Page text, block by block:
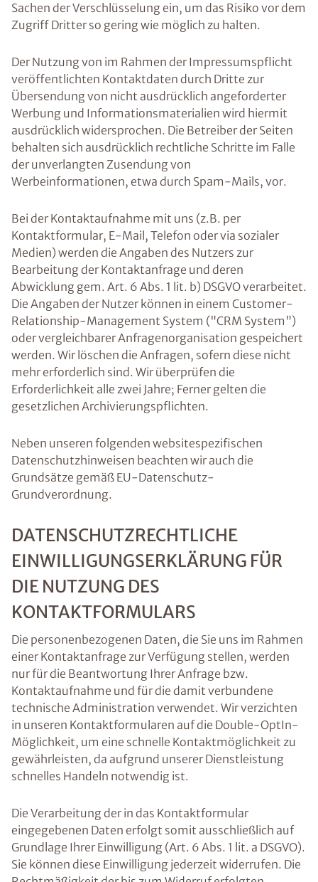
Sachen der Verschlüsselung ein, um das Risiko vor dem
Zugriff Dritter so gering wie möglich zu halten.
Der Nutzung von im Rahmen der Impressumspflicht
veröffentlichten Kontaktdaten durch Dritte zur
Übersendung von nicht ausdrücklich angeforderter
Werbung und Informationsmaterialien wird hiermit
ausdrücklich widersprochen. Die Betreiber der Seiten
behalten sich ausdrücklich rechtliche Schritte im Falle
der unverlangten Zusendung von
Werbeinformationen, etwa durch Spam-Mails, vor.
Bei der Kontaktaufnahme mit uns (z.B. per
Kontaktformular, E-Mail, Telefon oder via sozialer
Medien) werden die Angaben des Nutzers zur
Bearbeitung der Kontaktanfrage und deren
Abwicklung gem. Art. 6 Abs. 1 lit. b) DSGVO verarbeitet.
Die Angaben der Nutzer können in einem Customer-
Relationship-Management System ("CRM System")
oder vergleichbarer Anfragenorganisation gespeichert
werden. Wir löschen die Anfragen, sofern diese nicht
mehr erforderlich sind. Wir überprüfen die
Erforderlichkeit alle zwei Jahre; Ferner gelten die
gesetzlichen Archivierungspflichten.
Neben unseren folgenden websitespezifischen
Datenschutzhinweisen beachten wir auch die
Grundsätze gemäß EU-Datenschutz-
Grundverordnung.
DATENSCHUTZRECHTLICHE
EINWILLIGUNGSERKLÄRUNG FÜR
DIE NUTZUNG DES
KONTAKTFORMULARS
Die personenbezogenen Daten, die Sie uns im Rahmen
einer Kontaktanfrage zur Verfügung stellen, werden
nur für die Beantwortung Ihrer Anfrage bzw.
Kontaktaufnahme und für die damit verbundene
technische Administration verwendet. Wir verzichten
in unseren Kontaktformularen auf die Double-OptIn-
Möglichkeit, um eine schnelle Kontaktmöglichkeit zu
gewährleisten, da aufgrund unserer Dienstleistung
schnelles Handeln notwendig ist.
Die Verarbeitung der in das Kontaktformular
eingegebenen Daten erfolgt somit ausschließlich auf
Grundlage Ihrer Einwilligung (Art. 6 Abs. 1 lit. a DSGVO).
Sie können diese Einwilligung jederzeit widerrufen. Die